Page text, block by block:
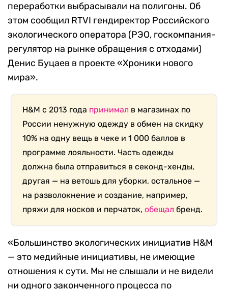
переработки выбрасывали на полигоны. Об
этом сообщил RTVI гендиректор Российского
экологического оператора (РЭО, госкомпания-
регулятор на рынке обращения с отходами)
Денис Буцаев в проекте «Хроники нового
мира».
H&M с 2013 года принимал в магазинах по
России ненужную одежду в обмен на скидку
10% на одну вещь в чеке и 1 000 баллов в
программе лояльности. Часть одежды
должна была отправиться в секонд-хенды,
другая — на ветошь для уборки, остальное —
на разволокнение и создание, например,
пряжи для носков и перчаток,обещал бренд.
«Большинство экологических инициатив H&M
— это медийные инициативы, не имеющие
отношения к сути. Мы не слышали и не видели
ни одного законченного процесса по